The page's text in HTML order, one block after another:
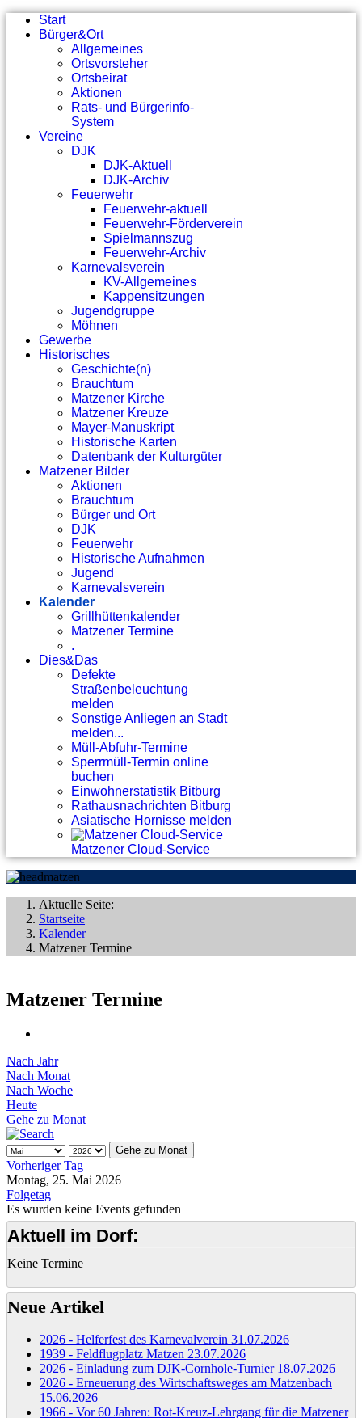
Start
Bürger&Ort
Allgemeines
Ortsvorsteher
Ortsbeirat
Aktionen
Rats- und Bürgerinfo-
System
Vereine
DJK
DJK-Aktuell
DJK-Archiv
Feuerwehr
Feuerwehr-aktuell
Feuerwehr-Förderverein
Spielmannszug
Feuerwehr-Archiv
Karnevalsverein
KV-Allgemeines
Kappensitzungen
Jugendgruppe
Möhnen
Gewerbe
Historisches
Geschichte(n)
Brauchtum
Matzener Kirche
Matzener Kreuze
Mayer-Manuskript
Historische Karten
Datenbank der Kulturgüter
Matzener Bilder
Aktionen
Brauchtum
Bürger und Ort
DJK
Feuerwehr
Historische Aufnahmen
Jugend
Karnevalsverein
Kalender
Grillhüttenkalender
Matzener Termine
.
Dies&Das
Defekte
Straßenbeleuchtung
melden
Sonstige Anliegen an Stadt
melden...
Müll-Abfuhr-Termine
Sperrmüll-Termin online
buchen
Einwohnerstatistik Bitburg
Rathausnachrichten Bitburg
Asiatische Hornisse melden
Matzener Cloud-Service
Aktuelle Seite:
Startseite
Kalender
Matzener Termine
Matzener Termine
Nach Jahr
Nach Monat
Nach Woche
Heute
Gehe zu Monat
Gehe zu Monat
Vorheriger Tag
Montag, 25. Mai 2026
Folgetag
Es wurden keine Events gefunden
Aktuell im Dorf:
Keine Termine
Neue Artikel
2026 - Helferfest des Karnevalverein 31.07.2026
1939 - Feldflugplatz Matzen 23.07.2026
2026 - Einladung zum DJK-Cornhole-Turnier 18.07.2026
2026 - Erneuerung des Wirtschaftsweges am Matzenbach
15.06.2026
1966 - Vor 60 Jahren: Rot-Kreuz-Lehrgang für die Matzener